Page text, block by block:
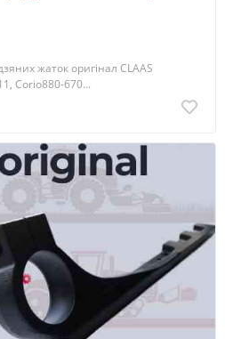
жаток оригінал CLAAS
Corio880-670...